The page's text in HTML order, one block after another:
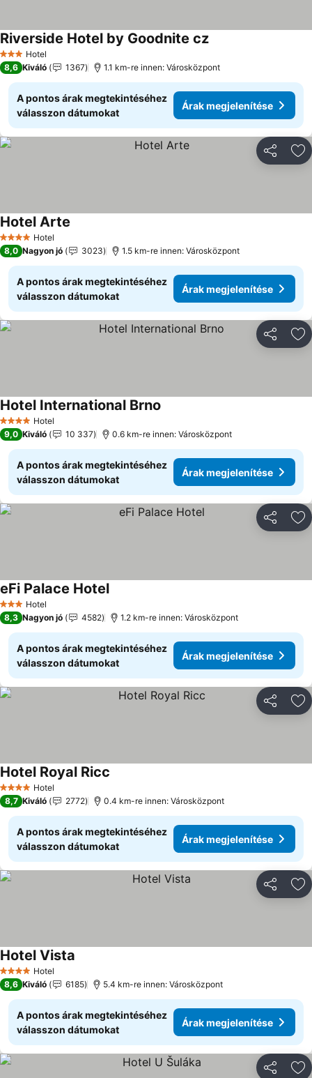
3 Kategória
Hotel
Riverside Hotel by Goodnite czÁrak megjelenítése
8,6 Kiváló 1367 1.1 km-re innen: Városközpont
A pontos árak megtekintéséhez
válasszon dátumokat
Árak megjelenítése
4 KategóriaHotel
Hotel Arte
8,0 Nagyon jó 3023 1.5 km-re innen: Városközpont
A pontos árak megtekintéséhez
válasszon dátumokat
Árak megjelenítése
4 KategóriaHotel
Hotel International Brno
9,0 Kiváló 10 337 0.6 km-re innen: Városközpont
A pontos árak megtekintéséhez
válasszon dátumokat
Árak megjelenítése
3 Kategória
Hotel
eFi Palace HotelÁrak megjelenítése
8,3 Nagyon jó 4582 1.2 km-re innen: Városközpont
A pontos árak megtekintéséhez
válasszon dátumokat
Árak megjelenítése
4 KategóriaHotel
Hotel Royal Ricc
8,7 Kiváló 2772 0.4 km-re innen: Városközpont
A pontos árak megtekintéséhez
válasszon dátumokat
Árak megjelenítése
4 KategóriaHotel
Hotel Vista
8,6 Kiváló 6185 5.4 km-re innen: Városközpont
A pontos árak megtekintéséhez
válasszon dátumokat
Árak megjelenítése